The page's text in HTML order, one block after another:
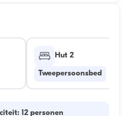
Hut 2
Tweepersoonsbed
12 personen